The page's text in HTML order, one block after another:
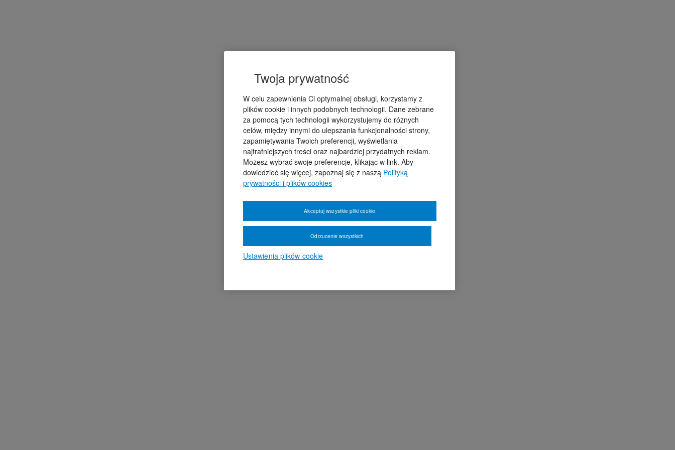
Twoja prywatność
W celu zapewnienia Ci optymalnej obsługi, korzystamy z
plików cookie i innych podobnych technologii. Dane zebrane
za pomocą tych technologii wykorzystujemy do różnych
celów, między innymi do ulepszania funkcjonalności strony,
zapamiętywania Twoich preferencji, wyświetlania
najtrafniejszych treści oraz najbardziej przydatnych reklam.
Możesz wybrać swoje preferencje, klikając w link. Aby
dowiedzieć się więcej, zapoznaj się z naszą Polityką
prywatności i plików cookies
Ustawienia plików cookie
Odrzucenie wszystkich
Akceptuj wszystkie pliki cookie